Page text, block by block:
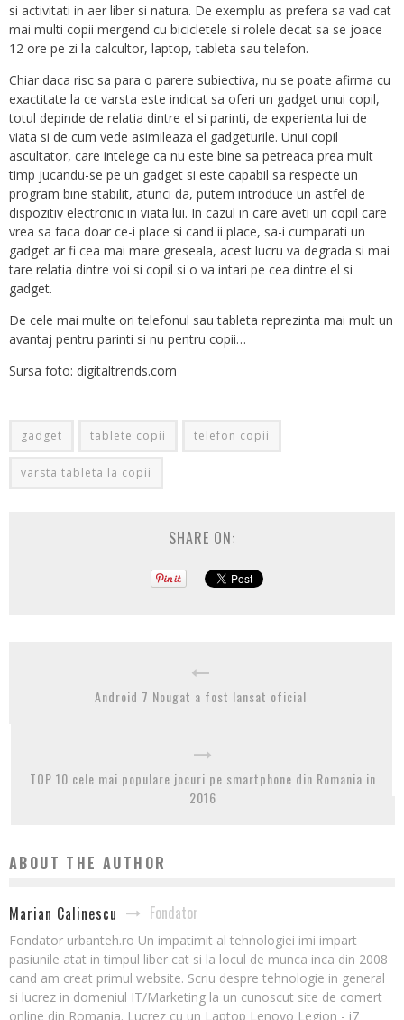
si activitati in aer liber si natura. De exemplu as prefera sa vad cat
mai multi copii mergend cu bicicletele si rolele decat sa se joace
12 ore pe zi la calcultor, laptop, tableta sau telefon.
Chiar daca risc sa para o parere subiectiva, nu se poate afirma cu
exactitate la ce varsta este indicat sa oferi un gadget unui copil,
totul depinde de relatia dintre el si parinti, de experienta lui de
viata si de cum vede asimileaza el gadgeturile. Unui copil
ascultator, care intelege ca nu este bine sa petreaca prea mult
timp jucandu-se pe un gadget si este capabil sa respecte un
program bine stabilit, atunci da, putem introduce un astfel de
dispozitiv electronic in viata lui. In cazul in care aveti un copil care
vrea sa faca doar ce-i place si cand ii place, sa-i cumparati un
gadget ar fi cea mai mare greseala, acest lucru va degrada si mai
tare relatia dintre voi si copil si o va intari pe cea dintre el si
gadget.
De cele mai multe ori telefonul sau tableta reprezinta mai mult un
avantaj pentru parinti si nu pentru copii…
Sursa foto: digitaltrends.com
gadget tablete copii telefon copii
varsta tableta la copii
SHARE ON:
Android 7 Nougat a fost lansat oficial
TOP 10 cele mai populare jocuri pe smartphone din Romania in
2016
ABOUT THE AUTHOR
Marian Calinescu Fondator
Fondator urbanteh.ro Un impatimit al tehnologiei imi impart
pasiunile atat in timpul liber cat si la locul de munca inca din 2008
cand am creat primul website. Scriu despre tehnologie in general
si lucrez in domeniul IT/Marketing la un cunoscut site de comert
online din Romania. Lucrez cu un Laptop Lenovo Legion - i7